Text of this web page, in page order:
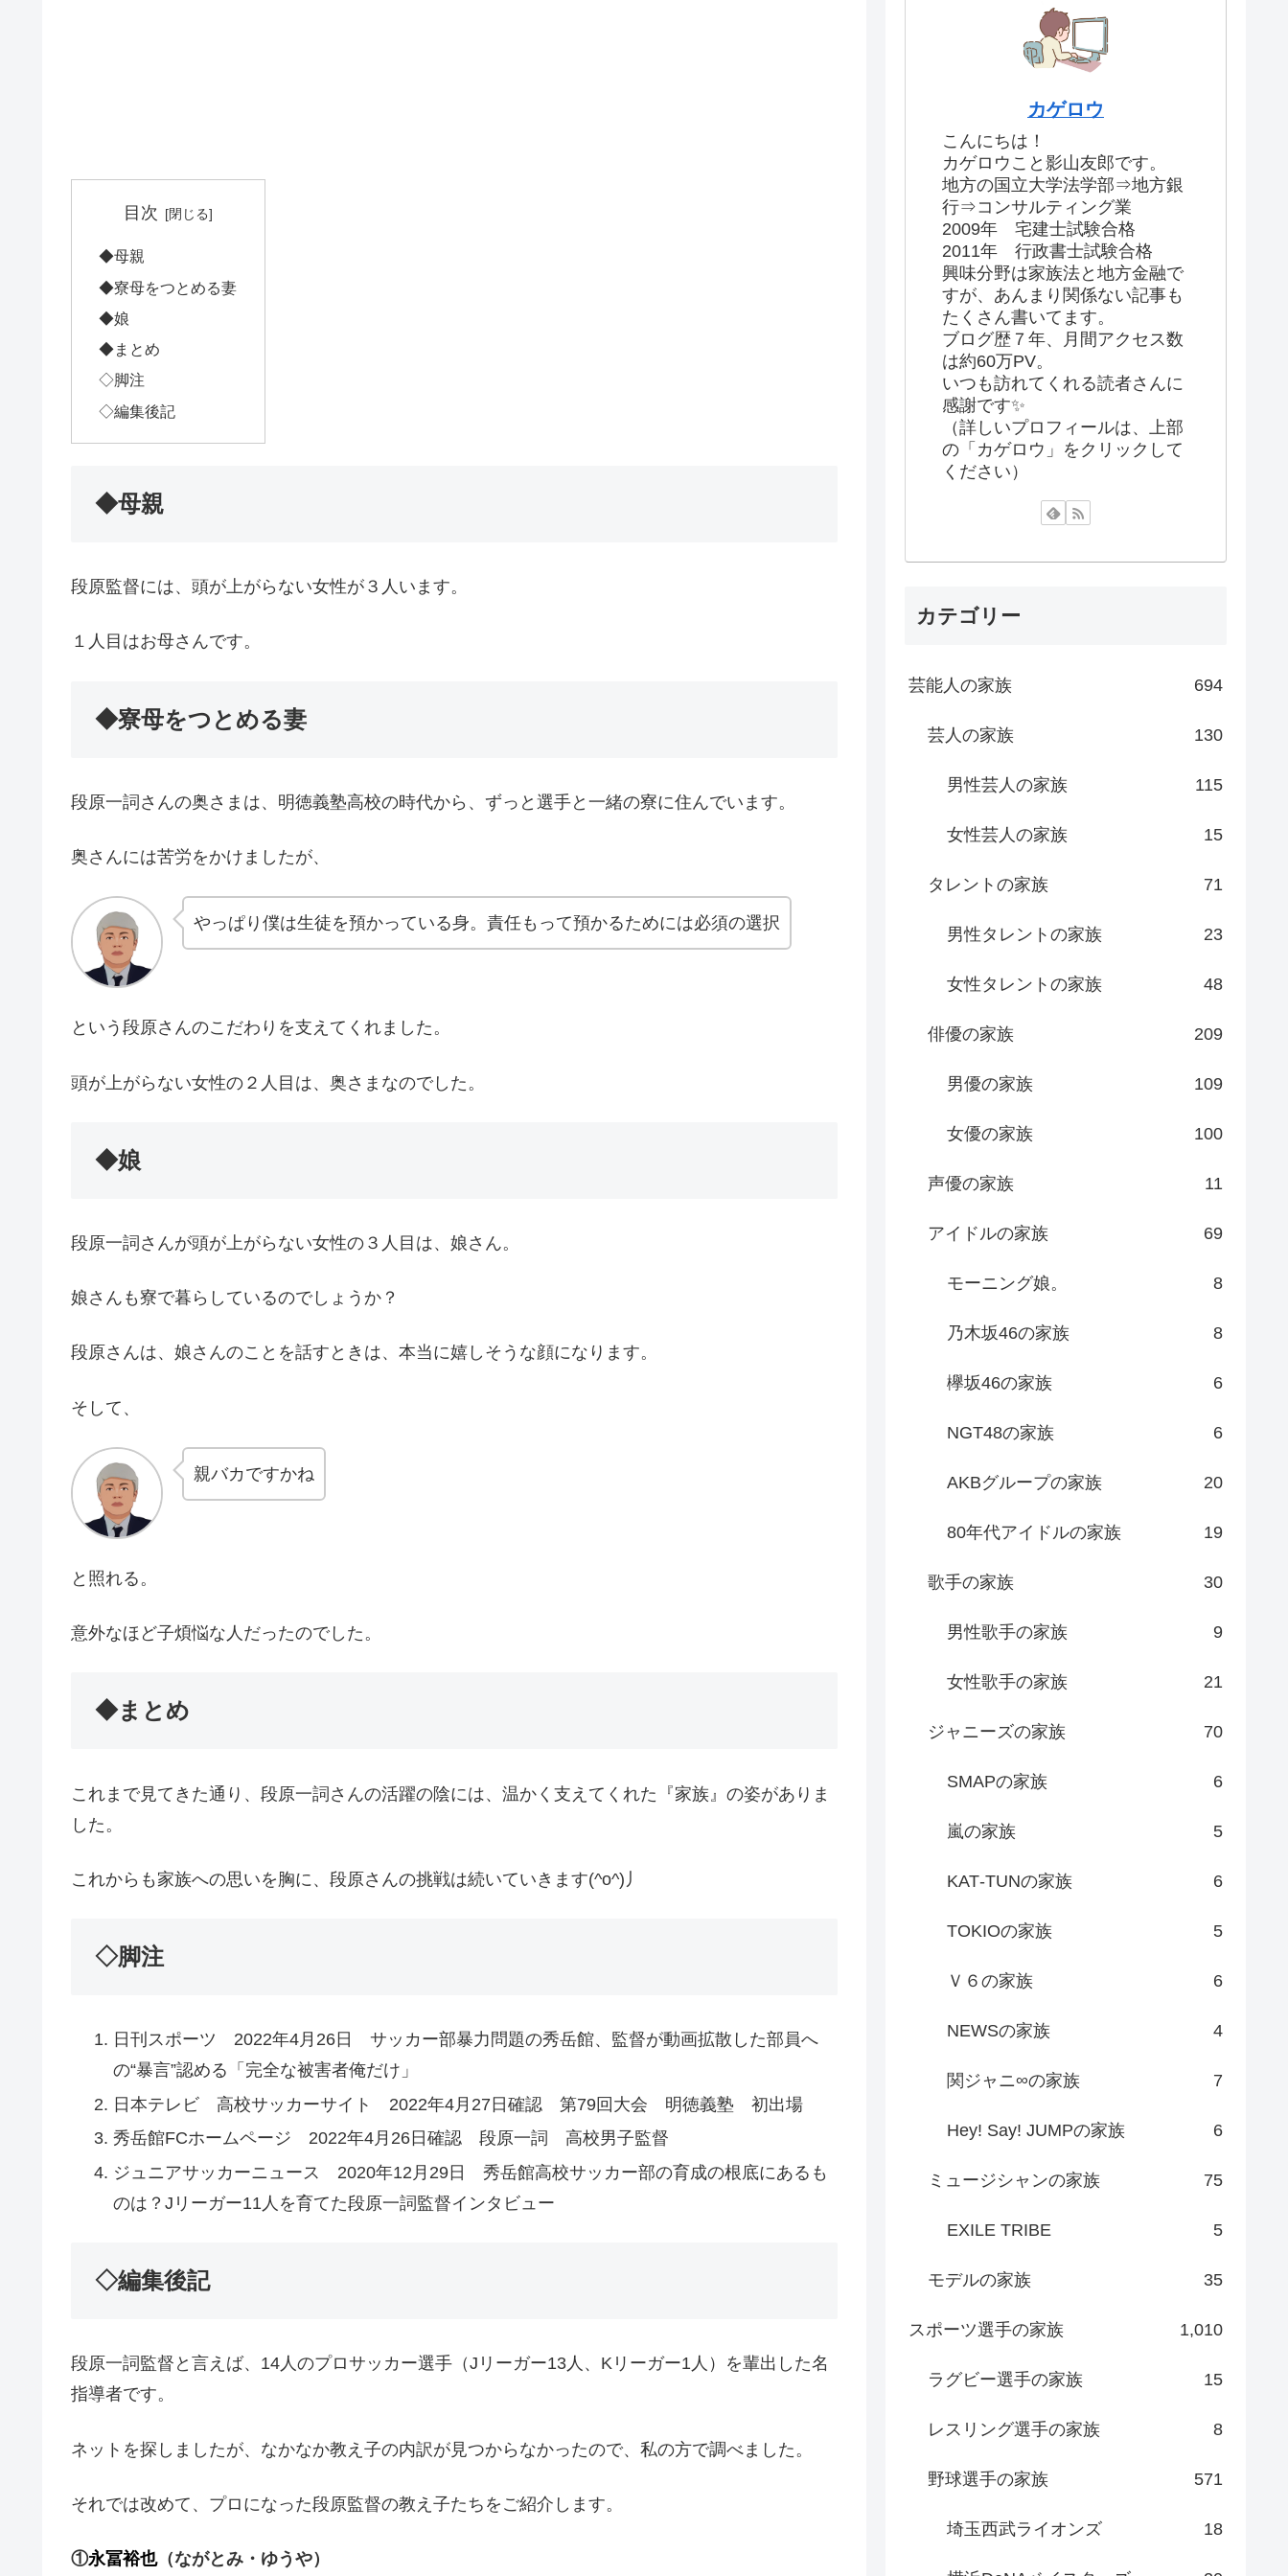
目次
◆母親
◆寮母をつとめる妻
◆娘
◆まとめ
◇脚注
◇編集後記
◆母親
段原監督には、頭が上がらない女性が３人います。
１人目はお母さんです。
◆寮母をつとめる妻
段原一詞さんの奥さまは、明徳義塾高校の時代から、ずっと選手と一緒の寮に住んでいます。
奥さんには苦労をかけましたが、
やっぱり僕は生徒を預かっている身。責任もって預かるためには必須の選択
という段原さんのこだわりを支えてくれました。
頭が上がらない女性の２人目は、奥さまなのでした。
◆娘
段原一詞さんが頭が上がらない女性の３人目は、娘さん。
娘さんも寮で暮らしているのでしょうか？
段原さんは、娘さんのことを話すときは、本当に嬉しそうな顔になります。
そして、
親バカですかね
と照れる。
意外なほど子煩悩な人だったのでした。
◆まとめ
これまで見てきた通り、段原一詞さんの活躍の陰には、温かく支えてくれた『家族』の姿がありま
した。
これからも家族への思いを胸に、段原さんの挑戦は続いていきます(^o^)丿
◇脚注
日刊スポーツ 2022年4月26日 サッカー部暴力問題の秀岳館、監督が動画拡散した部員へ
の“暴言”認める「完全な被害者俺だけ」
日本テレビ 高校サッカーサイト 2022年4月27日確認 第79回大会 明徳義塾 初出場
秀岳館FCホームページ 2022年4月26日確認 段原一詞 高校男子監督
ジュニアサッカーニュース 2020年12月29日 秀岳館高校サッカー部の育成の根底にあるも
のは？Jリーガー11人を育てた段原一詞監督インタビュー
◇編集後記
段原一詞監督と言えば、14人のプロサッカー選手（Jリーガー13人、Kリーガー1人）を輩出した名
指導者です。
ネットを探しましたが、なかなか教え子の内訳が見つからなかったので、私の方で調べました。
それでは改めて、プロになった段原監督の教え子たちをご紹介します。
①永冨裕也（ながとみ・ゆうや）
カゲロウ
こんにちは！
カゲロウこと影山友郎です。
地方の国立大学法学部⇒地方銀
行⇒コンサルティング業
2009年 宅建士試験合格
2011年 行政書士試験合格
興味分野は家族法と地方金融で
すが、あんまり関係ない記事も
たくさん書いてます。
ブログ歴７年、月間アクセス数
は約60万PV。
いつも訪れてくれる読者さんに
感謝です✨
（詳しいプロフィールは、上部
の「カゲロウ」をクリックして
ください）
カテゴリー
芸能人の家族 694
芸人の家族 130
男性芸人の家族 115
女性芸人の家族 15
タレントの家族 71
男性タレントの家族 23
女性タレントの家族 48
俳優の家族 209
男優の家族 109
女優の家族 100
声優の家族 11
アイドルの家族 69
モーニング娘。 8
乃木坂46の家族 8
欅坂46の家族 6
NGT48の家族 6
AKBグループの家族 20
80年代アイドルの家族 19
歌手の家族 30
男性歌手の家族 9
女性歌手の家族 21
ジャニーズの家族 70
SMAPの家族 6
嵐の家族 5
KAT‐TUNの家族 6
TOKIOの家族 5
Ｖ６の家族 6
NEWSの家族 4
関ジャニ∞の家族 7
Hey! Say! JUMPの家族 6
ミュージシャンの家族 75
EXILE TRIBE 5
モデルの家族 35
スポーツ選手の家族 1,010
ラグビー選手の家族 15
レスリング選手の家族 8
野球選手の家族 571
埼玉西武ライオンズ 18